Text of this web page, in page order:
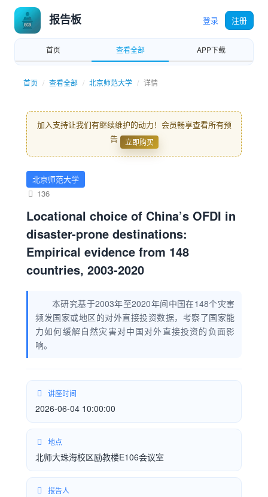
报告板 登录 注册
首页 查看全部 APP下载
首页 查看全部 北京师范大学 详情
加入支持让我们有继续维护的动力！会员畅享查看所有预
告
立即购买
北京师范大学
136
Locational choice of China’s OFDI in
disaster-prone destinations:
Empirical evidence from 148
countries, 2003-2020
本研究基于2003年至2020年间中国在148个灾害
频发国家或地区的对外直接投资数据，考察了国家能
力如何缓解自然灾害对中国对外直接投资的负面影
响。
讲座时间
2026-06-04 10:00:00
地点
北师大珠海校区励教楼E106会议室
报告人